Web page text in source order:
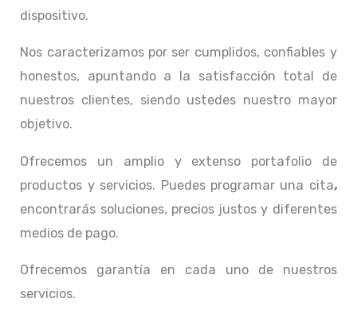
dispositivo.
Nos caracterizamos por ser cumplidos, confiables y
honestos, apuntando a la satisfacción total de
nuestros clientes, siendo ustedes nuestro mayor
objetivo.
Ofrecemos un amplio y extenso portafolio de
productos y servicios. Puedes programar una cita,
encontrarás soluciones, precios justos y diferentes
medios de pago.
Ofrecemos garantía en cada uno de nuestros
servicios.